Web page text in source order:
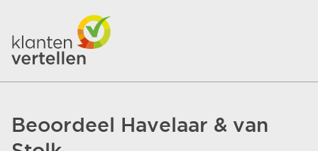
Beoordeel Havelaar & van